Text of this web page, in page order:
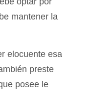
mantener la
elocuente esa
preste
posee le